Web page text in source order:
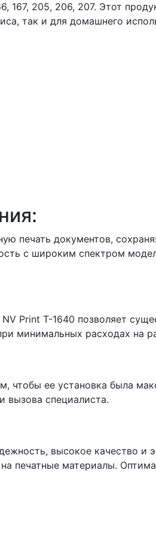
205, 206, 207. Этот
так и для домашнего
печать документов,
с широким спектром
Print T-1640 позволяет
минимальных расходах на
чтобы ее установка была
вызова специалиста.
высокое качество и
печатные материалы.